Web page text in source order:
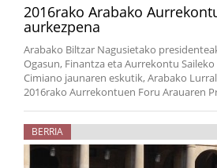
2016rako Arabako
aurkezpena
Arabako Biltzar Nagusietako
Ogasun, Finantza eta Aurrekontu
Cimiano jaunaren eskutik, Arabako
2016rako Aurrekontuen Foru Arauaren
BERRIA